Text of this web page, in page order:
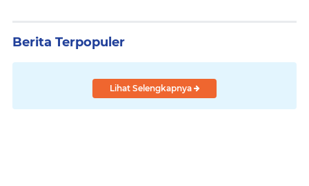
Berita Terpopuler
Lihat Selengkapnya